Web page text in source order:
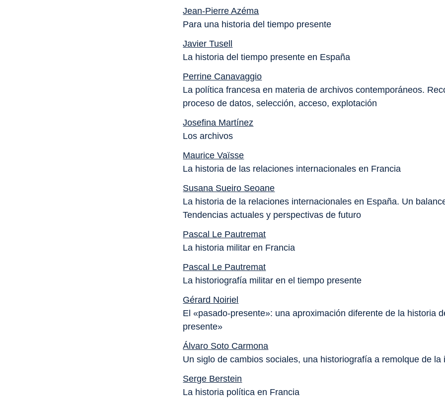
Jean-Pierre Azéma
Para una historia del tiempo presente
Javier Tusell
La historia del tiempo presente en España
Perrine Canavaggio
La política francesa en materia de archivos contemporáneos.
proceso de datos, selección, acceso, explotación
Josefina Martínez
Los archivos
Maurice Vaïsse
La historia de las relaciones internacionales en Francia
Susana Sueiro Seoane
La historia de la relaciones internacionales en España. Un
Tendencias actuales y perspectivas de futuro
Pascal Le Pautremat
La historia militar en Francia
Pascal Le Pautremat
La historiografía militar en el tiempo presente
Gérard Noiriel
El «pasado-presente»: una aproximación diferente de la historia
presente»
Álvaro Soto Carmona
Un siglo de cambios sociales, una historiografía a remolque de la
Serge Berstein
La historia política en Francia